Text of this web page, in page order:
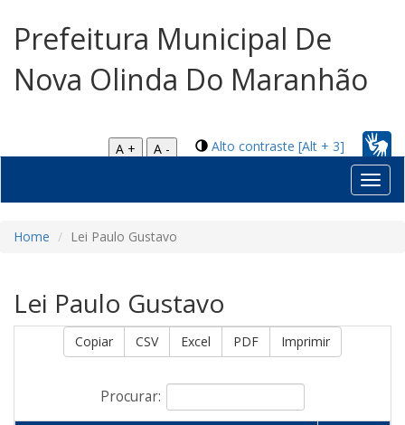
Prefeitura Municipal De
Nova Olinda Do Maranhão
Alto contraste [Alt + 3]
A +
A -
Home Lei Paulo Gustavo
Lei Paulo Gustavo
Copiar CSV Excel PDF Imprimir
Procurar: